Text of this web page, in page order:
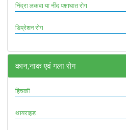
निंद्रा लकवा या नींद पक्षाघात रोग
डिप्रेशन रोग
कान,नाक एवं गला रोग
हिचकी
थायराइड